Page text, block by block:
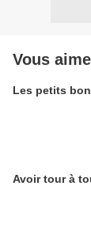
Vous
Les petits
Avoir tour à